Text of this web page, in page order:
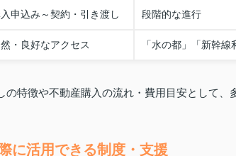
申込み～契約・引き渡し 段階的な進行
・良好なアクセス 「水の都」「新幹線
特徴や不動産購入の流れ・費用目安として、
に活用できる制度・支援